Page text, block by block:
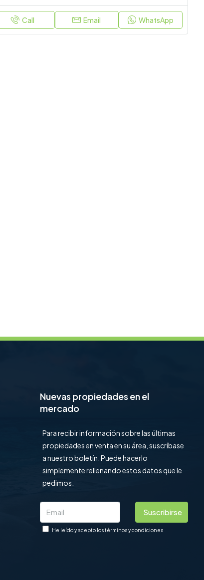
Call Email WhatsApp
Nuevas propiedades en el
mercado
Para recibir información sobre las últimas
propiedades en venta en su área, suscríbase
a nuestro boletín. Puede hacerlo
simplemente rellenando estos datos que le
pedimos.
Suscribirse
He leído y acepto los términos y condiciones